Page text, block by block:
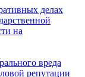
делах
на
вреда
репутации